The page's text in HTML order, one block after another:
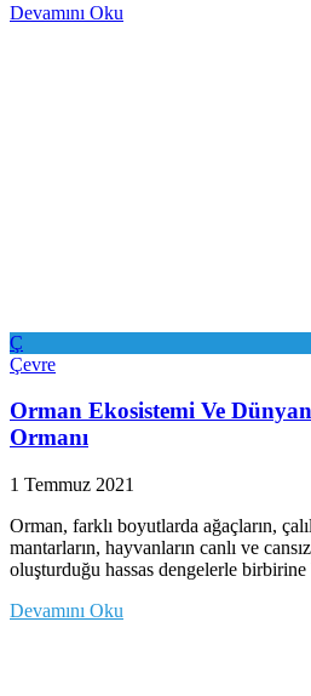
Devamını Oku
Ç
Çevre
Orman Ekosistemi Ve
Ormanı
1 Temmuz 2021
Orman, farklı boyutlarda ağaçların,
mantarların, hayvanların canlı ve
oluşturduğu hassas dengelerle
Devamını Oku